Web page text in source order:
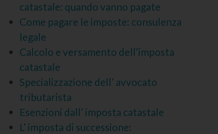
catastale: quando vanno pagate
Come pagare le imposte: consulenza
legale
Calcolo e versamento dell’imposta
catastale
Specializzazione dell’ avvocato
tributarista
Esenzioni dall’ imposta catastale
L’ imposta di successione: